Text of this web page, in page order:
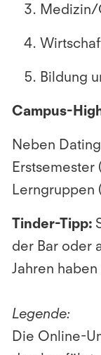
Medizin/
Bildung
Campus-
Neben
Erstsemester
Lerngruppen
Tinder-Tipp:
der Bar oder
Jahren
Legende:
Die Online-